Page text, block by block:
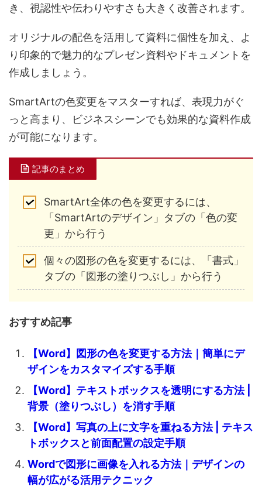
き、視認性や伝わりやすさも大きく改善されます。
オリジナルの配色を活用して資料に個性を加え、よ
り印象的で魅力的なプレゼン資料やドキュメントを
作成しましょう。
SmartArtの色変更をマスターすれば、表現力がぐ
っと高まり、ビジネスシーンでも効果的な資料作成
が可能になります。
記事のまとめ
SmartArt全体の色を変更するには、
「SmartArtのデザイン」タブの「色の変
更」から行う
個々の図形の色を変更するには、「書式」
タブの「図形の塗りつぶし」から行う
おすすめ記事
【Word】図形の色を変更する方法｜簡単にデ
ザインをカスタマイズする手順
【Word】テキストボックスを透明にする方法 |
背景（塗りつぶし）を消す手順
【Word】写真の上に文字を重ねる方法 | テキス
トボックスと前面配置の設定手順
Wordで図形に画像を入れる方法｜デザインの
幅が広がる活用テクニック